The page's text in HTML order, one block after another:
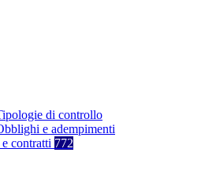
di controllo
e adempimenti
contratti 772